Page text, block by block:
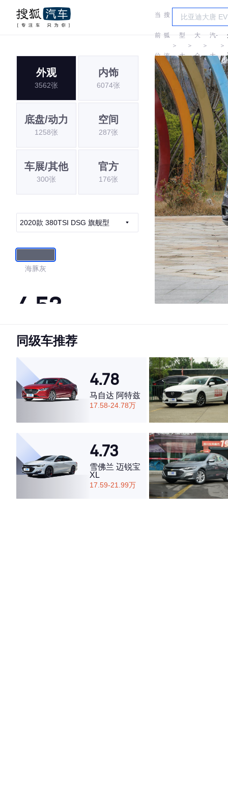
当
前
位
置:
搜
狐
汽
车
＞
车
型
大
全
＞
大
众
＞
一
汽-
大
众
＞
外观
3562张
内饰
6074张
底盘/动力
1258张
空间
287张
车展/其他
300张
官方
176张
2020款 380TSI DSG 旗舰型
海豚灰
4.53
·外观表现一般，低于72%同级车
·空间表现较为优秀，优于76%同级车
同级车推荐
4.78
马自达 阿特兹
17.58-24.78万
4.73
雪佛兰 迈锐宝
XL
17.59-21.99万